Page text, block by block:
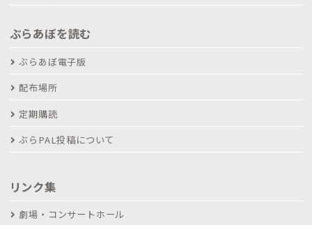
ぶらあぼを読む
ぶらあぼ電子版
配布場所
定期購読
ぶらPAL投稿について
リンク集
劇場・コンサートホール